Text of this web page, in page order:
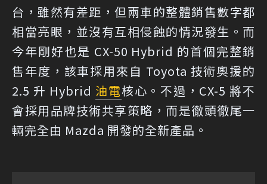
台，雖然有差距，但兩車的整體銷售數字都
相當亮眼，並沒有互相侵蝕的情況發生。而
今年剛好也是 CX-50 Hybrid 的首個完整銷
售年度，該車採用來自 Toyota 技術奧援的
2.5 升 Hybrid 油電核心。不過，CX-5 將不
會採用品牌技術共享策略，而是徹頭徹尾一
輛完全由 Mazda 開發的全新產品。